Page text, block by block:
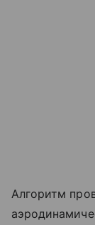
Алгоритм